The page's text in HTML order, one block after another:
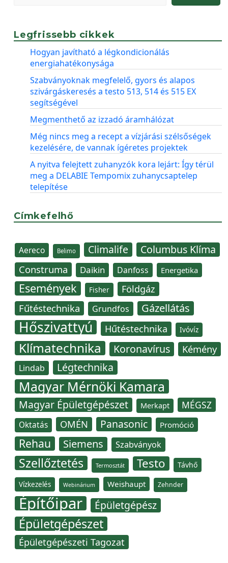
Legfrissebb cikkek
Hogyan javítható a légkondicionálás
energiahatékonysága
Szabványoknak megfelelő, gyors és alapos
szivárgáskeresés a testo 513, 514 és 515 EX
segítségével
Megmenthető az izzadó áramhálózat
Még nincs meg a recept a vízjárási szélsőségek
kezelésére, de vannak ígéretes projektek
A nyitva felejtett zuhanyzók kora lejárt: Így térül
meg a DELABIE Tempomix zuhanycsaptelep
telepítése
Címkefelhő
Aereco Belimo Climalife Columbus Klíma
Construma Daikin Danfoss Energetika
Események Fisher Földgáz
Fűtéstechnika Grundfos Gázellátás
Hőszivattyú Hűtéstechnika Ivóvíz
Klímatechnika Koronavírus Kémény
Lindab Légtechnika
Magyar Mérnöki Kamara
Magyar Épületgépészet Merkapt MÉGSZ
Oktatás OMÉN Panasonic Promóció
Rehau Siemens Szabványok
Szellőztetés Termosztát Testo Távhő
Vízkezelés Webinárium Weishaupt Zehnder
Építőipar Épületgépész
Épületgépészet
Épületgépészeti Tagozat